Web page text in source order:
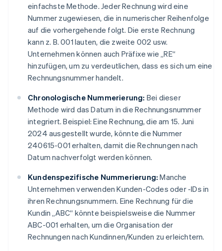
einfachste Methode. Jeder Rechnung wird eine
Nummer zugewiesen, die in numerischer Reihenfolge
auf die vorhergehende folgt. Die erste Rechnung
kann z. B. 001 lauten, die zweite 002 usw.
Unternehmen können auch Präfixe wie „RE“
hinzufügen, um zu verdeutlichen, dass es sich um eine
Rechnungsnummer handelt.
Chronologische Nummerierung: Bei dieser
Methode wird das Datum in die Rechnungsnummer
integriert. Beispiel: Eine Rechnung, die am 15. Juni
2024 ausgestellt wurde, könnte die Nummer
240615-001 erhalten, damit die Rechnungen nach
Datum nachverfolgt werden können.
Kundenspezifische Nummerierung: Manche
Unternehmen verwenden Kunden-Codes oder -IDs in
ihren Rechnungsnummern. Eine Rechnung für die
Kundin „ABC“ könnte beispielsweise die Nummer
ABC-001 erhalten, um die Organisation der
Rechnungen nach Kundinnen/Kunden zu erleichtern.